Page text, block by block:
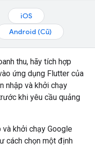
iOS
Android (Cũ)
thu, hãy tích hợp
ứng dụng Flutter của
nhập và khởi chạy
khi yêu cầu quảng
và khởi chạy Google
cách chọn một định